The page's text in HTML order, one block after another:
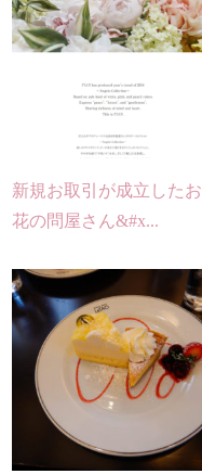
新規お取引が成立したお
花の問屋さん&#x...